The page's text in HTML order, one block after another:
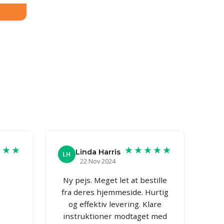
LH Linda Harris
22 Nov 2024
★★★★★
Ny pejs. Meget let at bestille
fra deres hjemmeside. Hurtig
og effektiv levering. Klare
instruktioner modtaget med